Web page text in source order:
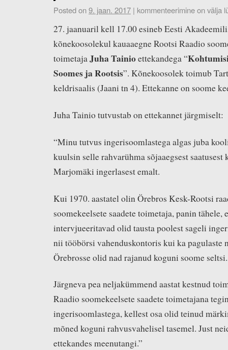
Posted on9. jaan. 2017 | kommenteerimine on välja
27. jaanuaril kell 17.00 esineb Eesti
kõnekoosolekul kauaaegne Rootsi Raadio
toimetajaJuha Tainioettekandega “
Soomes ja Rootsis”. Kõnekoosolek toimub
keldrisaalis (Jaani tn 4). Ettekanne on soome
Juha Tainio tutvustab on ettekannet järgmiselt:
“Minu tutvus ingerisoomlastega algas juba
kuulsin selle rahvarühma sõjaaegsest
Marjomäki ingerlasest emalt.
Kui 1970. aastatel olin Örebros Kesk-Rootsi
soomekeelsete saadete toimetaja, panin tähele,
intervjueeritavad olid tausta poolest sageli
nii tööbörsi vahenduskontoris kui ka pagulaste
Örebrosse olid nad rajanud koguni soome seltsi.
Järgneva pea neljakümmend aastat kestnud
Raadio soomekeelsete saadete toimetajana
ingerisoomlastega, kellest osa olid teinud
mõned koguni rahvusvahelisel tasemel. Just
ettekandes meenutangi.”